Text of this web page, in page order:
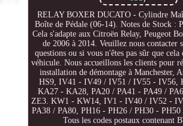
RELAY BOXER DUCATO - Cylindre
Boîte de Pédale (06-14). Notes de Stock :
Cela s'adapte aux Citroën Relay, Peugeot
de 2006 à 2014. Veuillez nous contacter
questions ou si vous n'êtes pas sûr que
véhicule. Nous accueillons les clients pour
installation de démontage à Manchester,
HS9, IV41 - IV49 / IV51 / IV55 - IV56,
KA27 - KA28, PA20 / PA41 - PA49 /
ZE3. KW1 - KW14, IV1 - IV40 / IV52 -
PA38 / PA80, PH16 - PH26 / PH30 -
Tous les codes postaux contenant